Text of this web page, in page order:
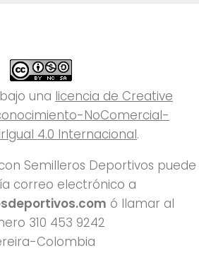
una licencia de Creative
NoComercial-
4.0 Internacional.
Semilleros Deportivos puede
correo electrónico a
ó llamar al
310 453 9242
Colombia